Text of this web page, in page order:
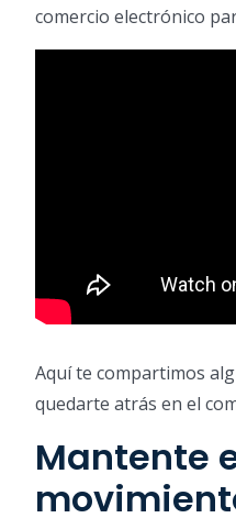
comercio electrónico
Aquí te compartimos
quedarte atrás en el
Mantente